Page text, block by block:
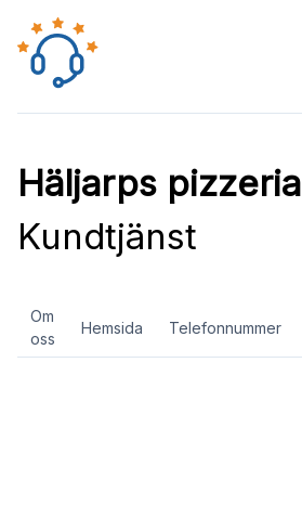
Häljarps pizzeria
Kundtjänst
Om
oss
Hemsida Telefonnummer